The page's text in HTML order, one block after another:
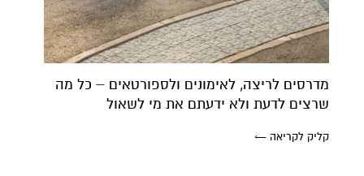
מדרסים לריצה, לאימונים ולספורטאים – כל מה
שרצים לדעת ולא ידעתם את מי לשאול
קליק לקריאה ←